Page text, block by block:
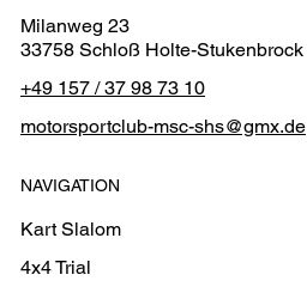
Milanweg 23
33758 Schloß Holte-Stukenbrock
+49 157 / 37 98 73 10
motorsportclub-msc-shs@gmx.de
NAVIGATION
Kart Slalom
4x4 Trial